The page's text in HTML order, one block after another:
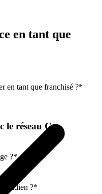
en tant que
en tant que franchisé ?*
le réseau C-
?*
?*